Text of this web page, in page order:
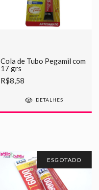
Cola de Tubo Pegamil com
17 grs
R$8,58
DETALHES
ESGOTADO